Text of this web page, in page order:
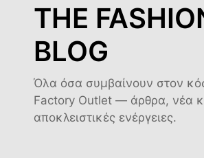
THE
BLOG
Όλα όσα συμβαίνουν στον
Factory Outlet — άρθρα, νέα
αποκλειστικές ενέργειες.